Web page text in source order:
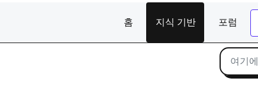
홈 지식 기반 포럼